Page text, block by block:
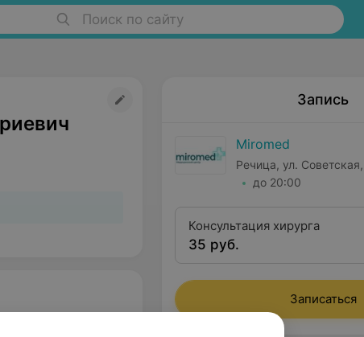
Поиск по сайту
Запись
Miromed
Речица, ул. Советская,
до 20:00
Консультация хирурга
35 руб.
Записаться